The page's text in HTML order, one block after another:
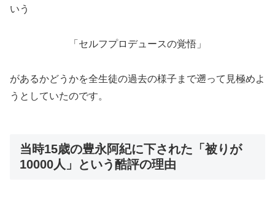
いう
「セルフプロデュースの覚悟」
があるかどうかを全生徒の過去の様子まで遡って見極めよ
うとしていたのです。
当時15歳の豊永阿紀に下された「被りが
10000人」という酷評の理由